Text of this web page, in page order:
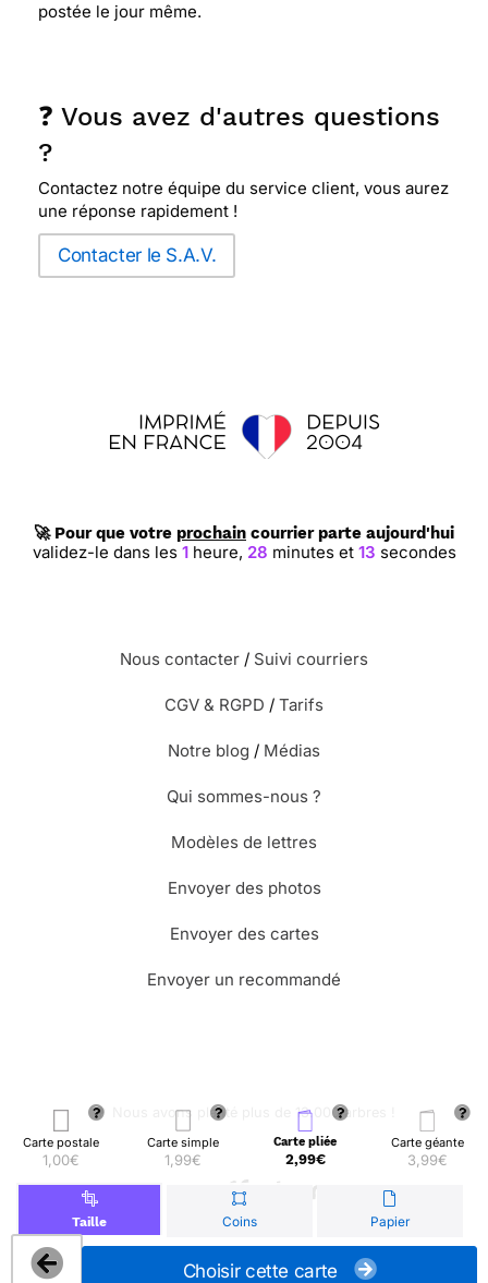
Carte postale
1,00€
Carte simple
1,99€
Carte pliée
2,99€
Carte géante
3,99€
Taille Coins Papier
Choisir cette carte
postée le jour même.
❓ Vous avez d'autres questions
?
Contactez notre équipe du service client, vous aurez
une réponse rapidement !
Contacter le S.A.V.
🚀 Pour que votre prochain courrier parte aujourd'hui
validez-le dans les 1 heure, 28 minutes et 12 secondes
Nous contacter / Suivi courriers
CGV & RGPD / Tarifs
Notre blog / Médias
Qui sommes-nous ?
Modèles de lettres
Envoyer des photos
Envoyer des cartes
Envoyer un recommandé
🌳 Nous avons planté plus de 13.000 arbres !
© Merci Facteur